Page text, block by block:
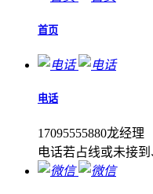
首页
电话
17095555880龙经理
电话若占线或未接